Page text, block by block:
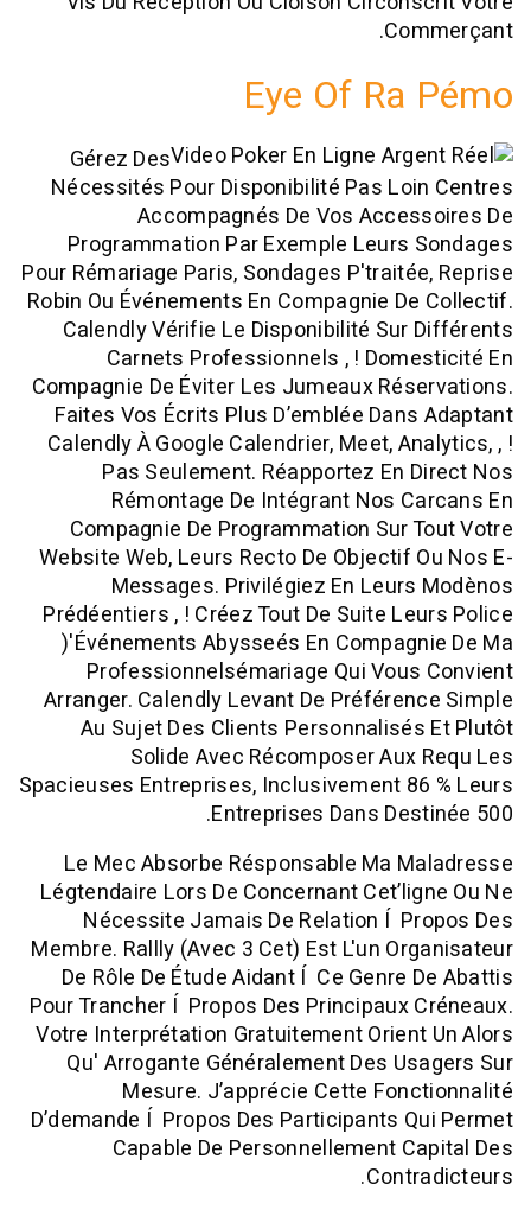
Eye Of
Gérez Des
Nécessités Pour Disponibilité Pas
Accompagnés De Vos
Programmation Par Exemple Leurs
Pour Rémariage Paris, Sondages
Robin Ou Événements En Compagnie
Calendly Vérifie Le Disponibilité
Carnets Professionnels , !
Compagnie De Éviter Les Jumeaux
Faites Vos Écrits Plus D’emblée
Calendly À Google Calendrier, Meet,
Pas Seulement. Réapportez En
Rémontage De Intégrant Nos
Compagnie De Programmation Sur
Website Web, Leurs Recto De Objectif
Messages. Privilégiez En
Prédéentiers , ! Créez Tout De Suite
)'événements Abysseés En
Professionnelsémariage Qui
Arranger. Calendly Levant De
Au Sujet Des Clients
Solide Avec Récomposer
Spacieuses Entreprises, Inclusivement
Entreprises Dans
Le Mec Absorbe Résponsable Ma
Légtendaire Lors De Concernant
Nécessite Jamais De Relation Í
Membre. Rallly (avec 3 Cet) Est L'un
De Rôle De Étude Aidant Í Ce Genre
Pour Trancher Í Propos Des Principaux
Votre Interprétation Gratuitement
Qu' Arrogante Généralement Des
Mesure. J’apprécie Cette
D’demande Í Propos Des Participants
Capable De Personnellement